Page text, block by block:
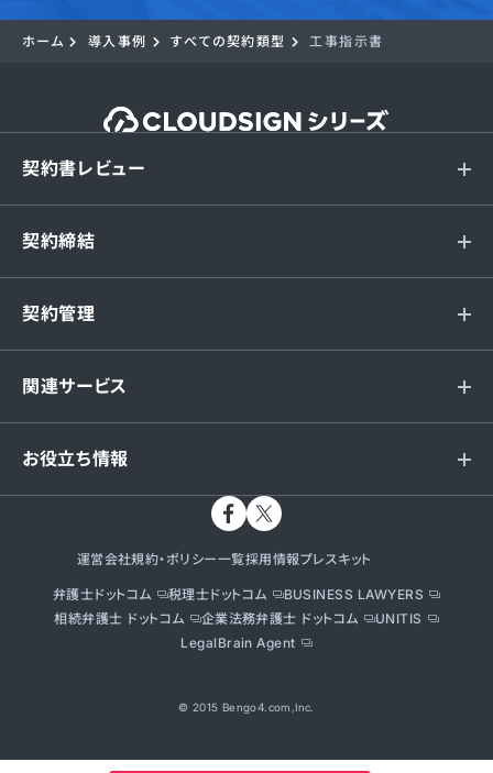
ホーム 導入事例 すべての契約類型 工事指示書
契約書レビュー
契約締結
契約管理
関連サービス
お役立ち情報
運営会社規約・ポリシー一覧採用情報プレスキット
弁護士ドットコム 税理士ドットコム
BUSINESS LAWYERS
相続弁護士 ドットコム
企業法務弁護士 ドットコム
UNITIS
LegalBrain Agent
© 2015 Bengo4.com,Inc.